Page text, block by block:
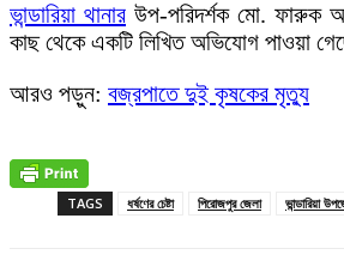
ভান্ডারিয়া থানার উপ-পরিদর্শক মো. ফারুক
কাছ থেকে একটি লিখিত অভিযোগ পাওয়া
আরও পড়ুন: বজ্রপাতে দুই কৃষকের মৃত্যু
TAGS ধর্ষণের চেষ্টা পিরোজপুর জেলা ভান্ডারিয়া